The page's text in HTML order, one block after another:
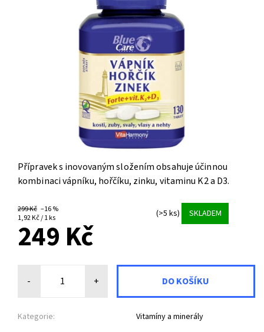
Přípravek s inovovaným složením obsahuje účinnou
kombinaci vápníku, hořčíku, zinku, vitaminu K2 a D3.
299 Kč –16 %
1,92 Kč / 1 ks
(>5 ks) SKLADEM
249 Kč
- +
Kategorie: Vitamíny a minerály